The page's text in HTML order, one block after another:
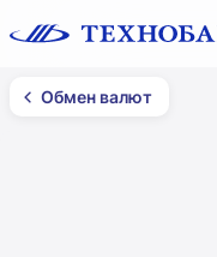
Обмен валют